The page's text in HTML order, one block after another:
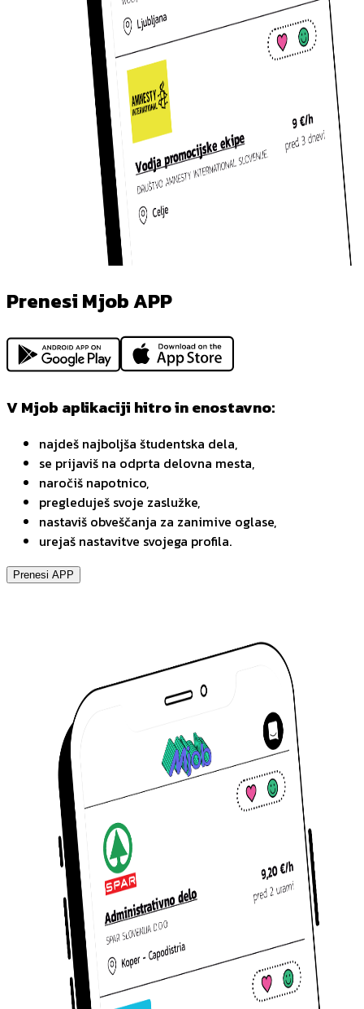
Prenesi Mjob APP
V Mjob aplikaciji hitro in enostavno:
najdeš najboljša študentska dela,
se prijaviš na odprta delovna mesta,
naročiš napotnico,
pregleduješ svoje zaslužke,
nastaviš obveščanja za zanimive oglase,
urejaš nastavitve svojega profila.
Prenesi APP